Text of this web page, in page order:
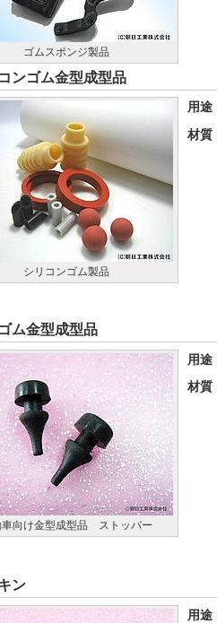
ゴムスポンジ製品
ンゴム金型成型品
シリコンゴム製品
用途
材質
ム金型成型品
車向け金型成型品 ストッパー
用途
材質
ン
用途